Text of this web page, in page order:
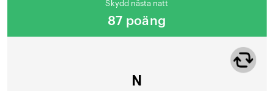
Skydd nästa natt
87 poäng
N